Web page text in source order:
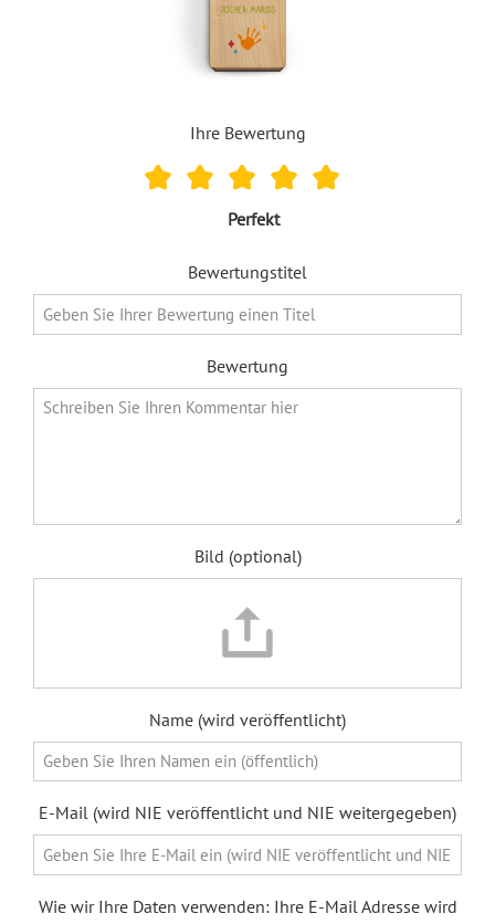
Ihre Bewertung
Perfekt
Bewertungstitel
Bewertung
Bild (optional)
Name (wird veröffentlicht)
E-Mail (wird NIE veröffentlicht und NIE weitergegeben)
Wie wir Ihre Daten verwenden: Ihre E-Mail Adresse wird